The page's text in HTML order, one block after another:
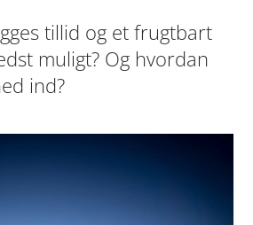
tillid og et frugtbart
muligt? Og hvordan
ind?